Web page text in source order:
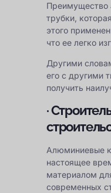
Преимущество
трубки,
этого
что ее легко
Другими
его с другими
получить
·
Алюминиевые
настоящее
материалом
современных